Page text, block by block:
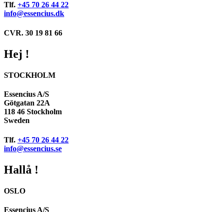
Tlf. +45 70 26 44 22
info@essencius.dk
CVR. 30 19 81 66
Hej !
STOCKHOLM
Essencius A/S
Götgatan 22A
118 46 Stockholm
Sweden
Tlf. +45 70 26 44 22
info@essencius.se
Hallå !
OSLO
Essencius A/S